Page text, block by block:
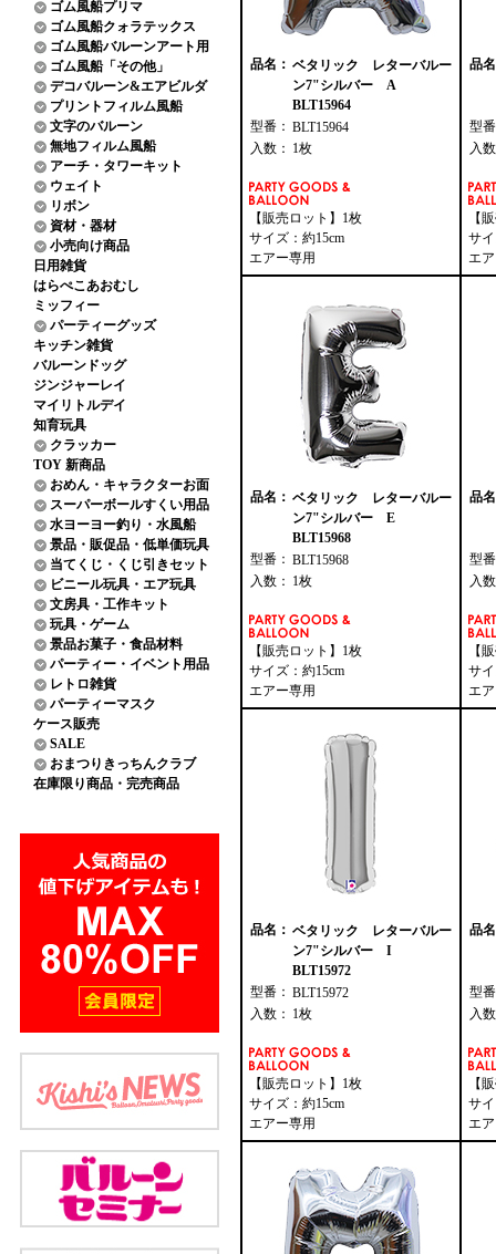
ゴム風船プリマ
ゴム風船クォラテックス
ゴム風船バルーンアート用
ゴム風船「その他」
デコバルーン&エアビルダ
プリントフィルム風船
文字のバルーン
無地フィルム風船
アーチ・タワーキット
ウェイト
リボン
資材・器材
小売向け商品
日用雑貨
はらぺこあおむし
ミッフィー
パーティーグッズ
キッチン雑貨
バルーンドッグ
ジンジャーレイ
マイリトルデイ
知育玩具
クラッカー
TOY 新商品
おめん・キャラクターお面
スーパーボールすくい用品
水ヨーヨー釣り・水風船
景品・販促品・低単価玩具
当てくじ・くじ引きセット
ビニール玩具・エア玩具
文房具・工作キット
玩具・ゲーム
景品お菓子・食品材料
パーティー・イベント用品
レトロ雑貨
パーティーマスク
ケース販売
SALE
おまつりきっちんクラブ
在庫限り商品・完売商品
品名： ベタリック レターバルー
ン7"シルバー A
BLT15964
型番： BLT15964
入数： 1枚
【販売ロット】1枚
サイズ：約15cm
エアー専用
品
型
入
【
サ
エ
品名： ベタリック レターバルー
ン7"シルバー E
BLT15968
型番： BLT15968
入数： 1枚
【販売ロット】1枚
サイズ：約15cm
エアー専用
品
型
入
【
サ
エ
品名： ベタリック レターバルー
ン7"シルバー I
BLT15972
型番： BLT15972
入数： 1枚
【販売ロット】1枚
サイズ：約15cm
エアー専用
品
型
入
【
サ
エ